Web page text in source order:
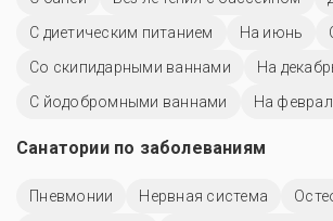
С диетическим питанием
На июнь
Со скипидарными ваннами
На
С йодобромными ваннами
На
Санатории по заболеваниям
Пневмонии Нервная система